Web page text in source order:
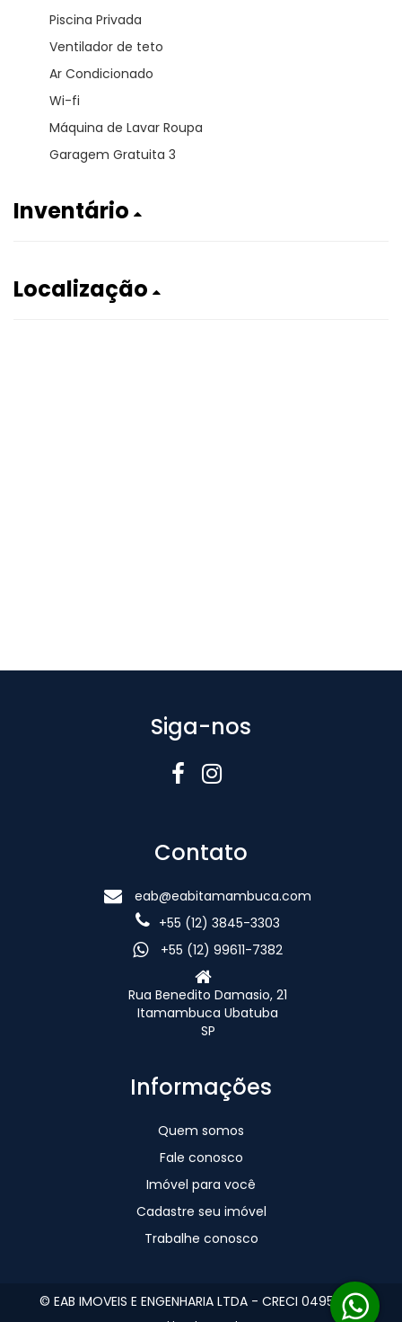
Piscina Privada
Ventilador de teto
Ar Condicionado
Wi-fi
Máquina de Lavar Roupa
Garagem Gratuita 3
Inventário
Localização
Siga-nos
Contato
eab@eabitamambuca.com
+55 (12) 3845-3303
+55 (12) 99611-7382
Rua Benedito Damasio, 21
Itamambuca Ubatuba
SP
Informações
Quem somos
Fale conosco
Imóvel para você
Cadastre seu imóvel
Trabalhe conosco
© EAB IMOVEIS E ENGENHARIA LTDA - CRECI 049560-J